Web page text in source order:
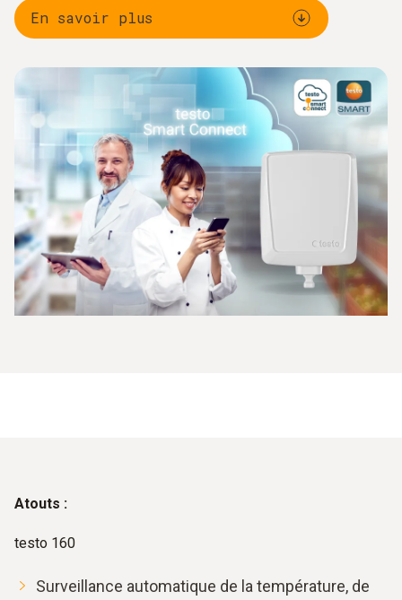
En savoir plus
Atouts :
testo 160
Surveillance automatique de la température, de